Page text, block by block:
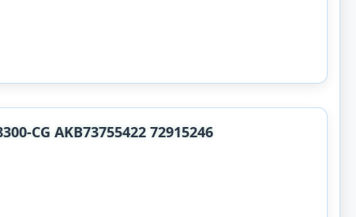
CG AKB73755422 72915246